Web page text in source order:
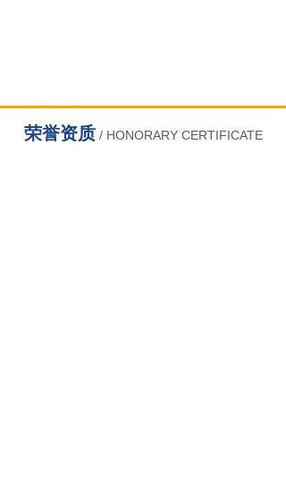
荣誉资质/ HONORARY CERTIFICATE